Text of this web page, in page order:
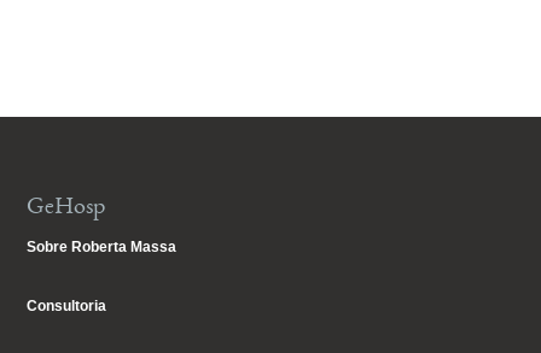
GeHosp
Sobre Roberta Massa
Consultoria